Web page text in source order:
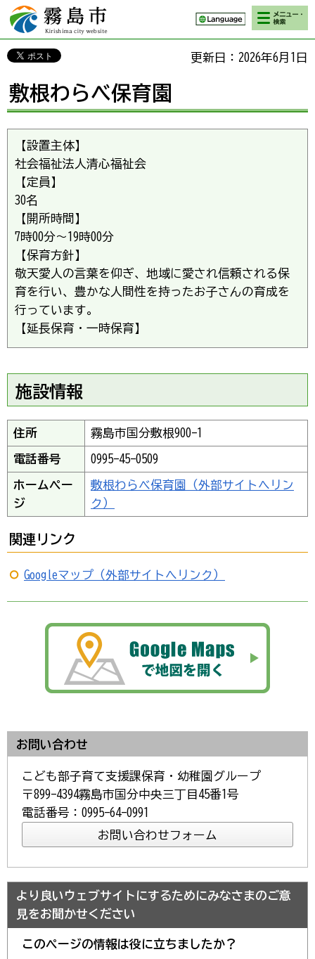
霧島市 Kirishima
city website
検索・メニ
ュー
更新日：2026年6月1日
敷根わらべ保育園
【設置主体】
社会福祉法人清心福祉会
【定員】
30名
【開所時間】
7時00分～19時00分
【保育方針】
敬天愛人の言葉を仰ぎ、地域に愛され信頼される保
育を行い、豊かな人間性を持ったお子さんの育成を
行っています。
【延長保育・一時保育】
施設情報
住所 霧島市国分敷根900-1
電話番号 0995-45-0509
ホームペー
ジ
敷根わらべ保育園（外部サイトへリン
ク）
関連リンク
Googleマップ（外部サイトへリンク）
お問い合わせ
こども部子育て支援課保育・幼稚園グループ
〒899-4394霧島市国分中央三丁目45番1号
電話番号：0995-64-0991
より良いウェブサイトにするためにみなさまのご意
見をお聞かせください
このページの情報は役に立ちましたか？